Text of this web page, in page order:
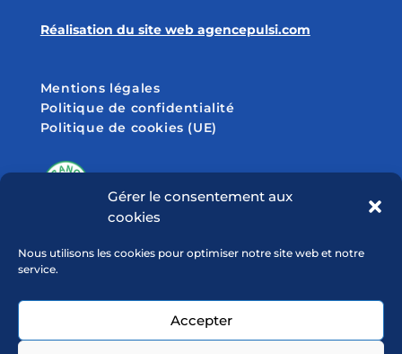
Gérer le consentement aux
cookies
Nous utilisons les cookies pour optimiser notre site web et notre
service.
Accepter
Réalisation du site web agencepulsi.com
Mentions légales
Politique de confidentialité
Politique de cookies (UE)
SUIVEZ-NOUS SUR